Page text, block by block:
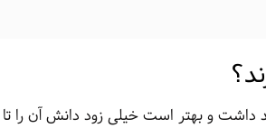
داشت و بهتر است خیلی زود دانش آن را تا